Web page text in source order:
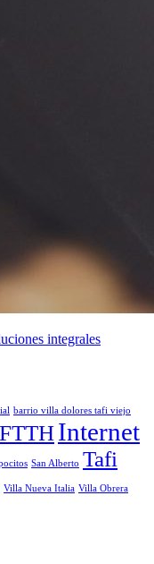
integrales
barrio villa dolores tafi viejo
FTTHInternet
San Alberto Tafi
Villa Nueva Italia Villa Obrera